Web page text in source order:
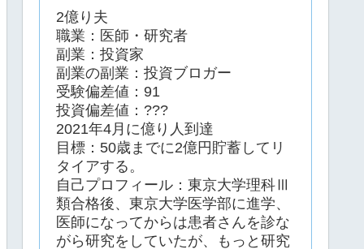
2億り夫
職業：医師・研究者
副業：投資家
副業の副業：投資ブロガー
受験偏差値：91
投資偏差値：???
2021年4月に億り人到達
目標：50歳までに2億円貯蓄してリ
タイアする。
自己プロフィール：東京大学理科Ⅲ
類合格後、東京大学医学部に進学、
医師になってからは患者さんを診な
がら研究をしていたが、もっと研究